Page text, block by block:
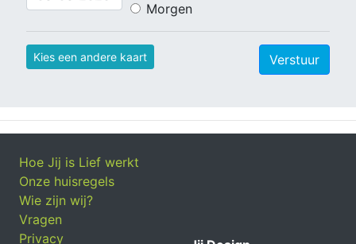
Morgen
Kies een andere kaart Verstuur
Hoe Jij is Lief werkt
Onze huisregels
Wie zijn wij?
Vragen
Privacy